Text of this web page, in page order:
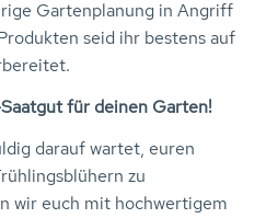
Gartenplanung in Angriff
seid ihr bestens auf
für deinen Garten!
darauf wartet, euren
zu
wir euch mit hochwertigem